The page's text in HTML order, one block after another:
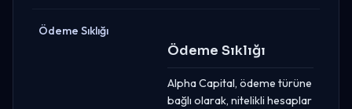
Ödeme Sıklığı
Ödeme Sıklığı
Alpha Capital, ödeme türüne
bağlı olarak, nitelikli hesaplar